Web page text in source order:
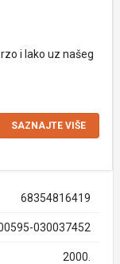
i lako uz našeg
SAZNAJTE VIŠE
68354816419
030037452
2000.